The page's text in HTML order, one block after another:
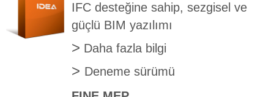
IFC desteğine sahip, sezgisel ve
güçlü BIM yazılımı
> Daha fazla bilgi
> Deneme sürümü